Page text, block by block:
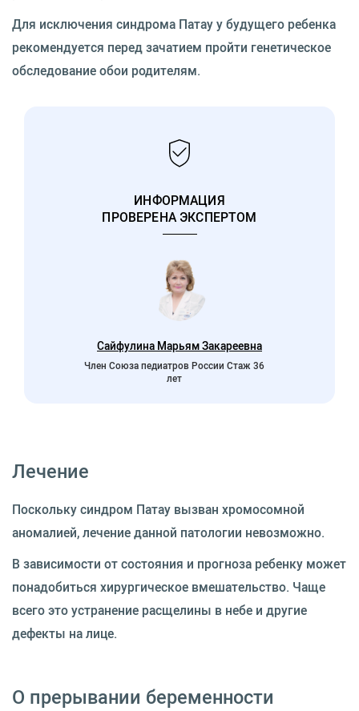
Для исключения синдрома Патау у будущего ребенка
рекомендуется перед зачатием пройти генетическое
обследование обои родителям.
ИНФОРМАЦИЯ
ПРОВЕРЕНА ЭКСПЕРТОМ
Сайфулина Марьям Закареевна
Член Союза педиатров России Стаж 36
лет
Лечение
Поскольку синдром Патау вызван хромосомной
аномалией, лечение данной патологии невозможно.
В зависимости от состояния и прогноза ребенку может
понадобиться хирургическое вмешательство. Чаще
всего это устранение расщелины в небе и другие
дефекты на лице.
О прерывании беременности